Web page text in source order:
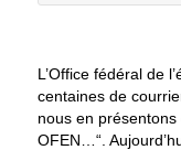
L’Office fédéral de
centaines de
nous en
OFEN…“.